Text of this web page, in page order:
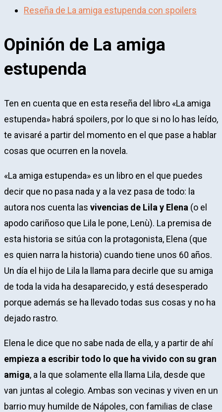
Reseña de La amiga estupenda con spoilers
Opinión de La amiga
estupenda
Ten en cuenta que en esta reseña del libro «La amiga
estupenda» habrá spoilers, por lo que si no lo has leído,
te avisaré a partir del momento en el que pase a hablar
cosas que ocurren en la novela.
«La amiga estupenda» es un libro en el que puedes
decir que no pasa nada y a la vez pasa de todo: la
autora nos cuenta las vivencias de Lila y Elena (o el
apodo cariñoso que Lila le pone, Lenù). La premisa de
esta historia se sitúa con la protagonista, Elena (que
es quien narra la historia) cuando tiene unos 60 años.
Un día el hijo de Lila la llama para decirle que su amiga
de toda la vida ha desaparecido, y está desesperado
porque además se ha llevado todas sus cosas y no ha
dejado rastro.
Elena le dice que no sabe nada de ella, y a partir de ahí
empieza a escribir todo lo que ha vivido con su gran
amiga, a la que solamente ella llama Lila, desde que
van juntas al colegio. Ambas son vecinas y viven en un
barrio muy humilde de Nápoles, con familias de clase